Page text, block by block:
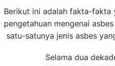
Berikut ini adalah fakta-fakta
pengetahuan mengenai
satu-satunya jenis asbes
Selama dua